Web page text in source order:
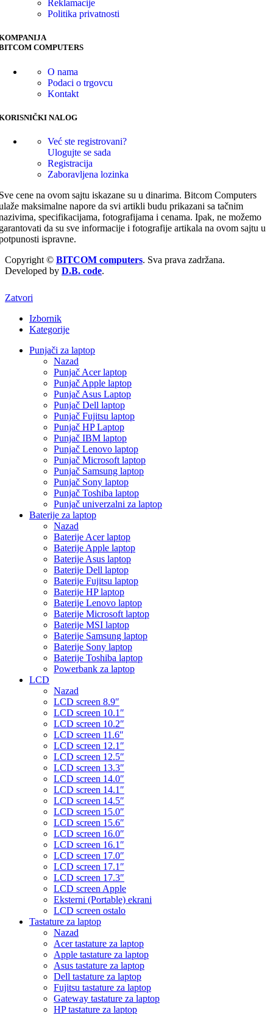
Reklamacije
Politika privatnosti
COMPUTERS
O nama
Podaci o trgovcu
Kontakt
NALOG
Već ste registrovani?
Ulogujte se sada
Registracija
Zaboravljena lozinka
cene na ovom sajtu iskazane su u dinarima. Bitcom Computers
maksimalne napore da svi artikli budu prikazani sa tačnim
specifikacijama, fotografijama i cenama. Ipak, ne možemo
da su sve informacije i fotografije artikala na ovom sajtu u
ispravne.
Copyright © BITCOM computers. Sva prava zadržana.
Developed by D.B. code.
Zatvori
Izbornik
Kategorije
Punjači za laptop
Nazad
Punjač Acer laptop
Punjač Apple laptop
Punjač Asus Laptop
Punjač Dell laptop
Punjač Fujitsu laptop
Punjač HP Laptop
Punjač IBM laptop
Punjač Lenovo laptop
Punjač Microsoft laptop
Punjač Samsung laptop
Punjač Sony laptop
Punjač Toshiba laptop
Punjač univerzalni za laptop
Baterije za laptop
Nazad
Baterije Acer laptop
Baterije Apple laptop
Baterije Asus laptop
Baterije Dell laptop
Baterije Fujitsu laptop
Baterije HP laptop
Baterije Lenovo laptop
Baterije Microsoft laptop
Baterije MSI laptop
Baterije Samsung laptop
Baterije Sony laptop
Baterije Toshiba laptop
Powerbank za laptop
LCD
Nazad
LCD screen 8.9″
LCD screen 10.1″
LCD screen 10.2″
LCD screen 11.6″
LCD screen 12.1″
LCD screen 12.5″
LCD screen 13.3″
LCD screen 14.0″
LCD screen 14.1″
LCD screen 14.5″
LCD screen 15.0″
LCD screen 15.6″
LCD screen 16.0″
LCD screen 16.1″
LCD screen 17.0″
LCD screen 17.1″
LCD screen 17.3″
LCD screen Apple
Eksterni (Portable) ekrani
LCD screen ostalo
Tastature za laptop
Nazad
Acer tastature za laptop
Apple tastature za laptop
Asus tastature za laptop
Dell tastature za laptop
Fujitsu tastature za laptop
Gateway tastature za laptop
HP tastature za laptop